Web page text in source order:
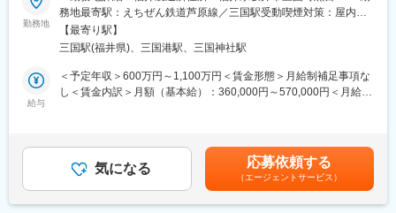
く、アポイント取得や訪問時のハードルが低い点も特徴です。
「あなたに相談したい」「お願いしてよかった」といった言葉を
いただけたときに、大きな達成感とやりがいを感じられます。
また原付での営業活動が基本のため、入社後の研修で安全に運転
できるようサポートします。
段階的に成長可能。ほかにもキャリアチャレンジ制度による他分
野への挑戦など、多彩なキャリアがあります。
■モデル年収
◆採用背景：
組織体制の強化に伴う増員募集です。
◆職務内容：
会社全体のDXを加速させるため、各部門が主体的に自走してデジ
タル活用を進められる「環境づくり」「人材育成」「案件支援」
◆業務詳細：
本社組織のDX推進部門において、以下の業務を推進していただき
ます。
勤務地
務地最寄駅：えちぜん鉄道芦原線／三国駅受動喫煙対策：屋内喫
煙可能場所あり変更の範囲：会社の定める事業所
【最寄り駅】
三国駅(福井県)、三国港駅、三国神社駅
給与
＜予定年収＞600万円～1,100万円＜賃金形態＞月給制補足事項な
し＜賃金内訳＞月額（基本給）：360,000円～570,000円＜月給＞
での採用となる可能性もございます。（選考過程で決定いたしま
す）■昇給年1回(3月)、賞与年2回(6月･12月)賃金はあくまでも目
安の金額であり、選考を通じて上下する可能性があります。月給
(月額)は固定手当を含めた表記です。
気になる 応募依頼する
（エージェントサービス）